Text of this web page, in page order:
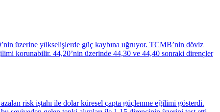
üzerine yükselişlerde güç kaybına uğruyor. TCMB’nin döviz
korunabilir. 44,20’nin üzerinde 44,30 ve 44,40 sonraki dirençler
risk iştahı ile dolar küresel çapta güçlenme eğilimi gösterdi.